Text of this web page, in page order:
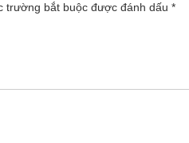
trường bắt buộc được đánh dấu *